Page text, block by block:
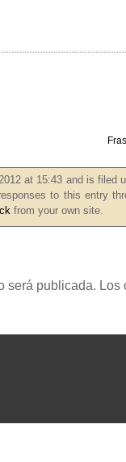
at 15:43 and is filed
to this entry
from your own site.
será publicada. Los